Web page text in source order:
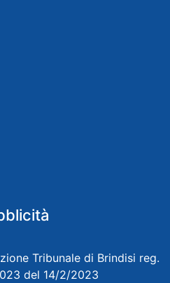
Tribunale di Brindisi reg.
del 14/2/2023